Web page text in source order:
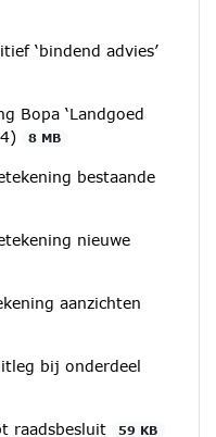
‘bindend advies’
Bopa ‘Landgoed
8 MB
bestaande
nieuwe
aanzichten
bij onderdeel
raadsbesluit 59 KB